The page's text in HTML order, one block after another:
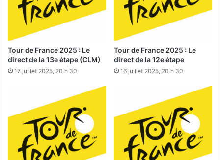
Tour de France 2025 : Le
direct de la 13e étape (CLM)
17 juillet 2025, 20 h 30
Tour de France 2025 : Le
direct de la 12e étape
16 juillet 2025, 20 h 30